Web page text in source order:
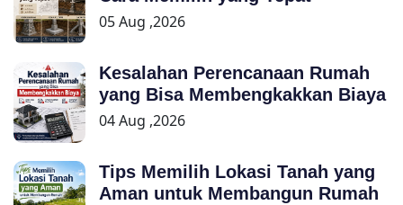
05 Aug ,2026
Kesalahan Perencanaan Rumah
yang Bisa Membengkakkan Biaya
04 Aug ,2026
Tips Memilih Lokasi Tanah yang
Aman untuk Membangun Rumah